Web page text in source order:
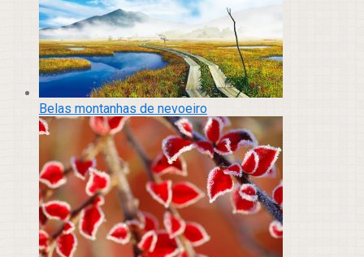
Belas montanhas de nevoeiro